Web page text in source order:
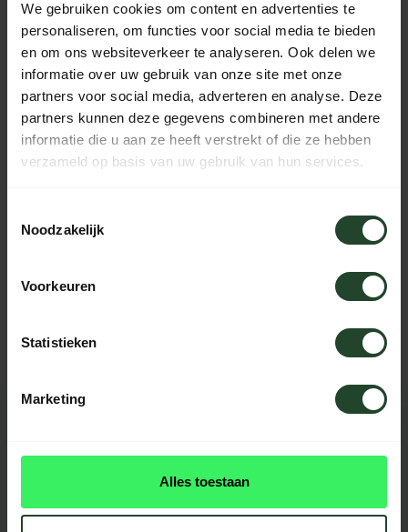
We gebruiken cookies om content en advertenties te
personaliseren, om functies voor social media te bieden
en om ons websiteverkeer te analyseren. Ook delen we
informatie over uw gebruik van onze site met onze
partners voor social media, adverteren en analyse. Deze
partners kunnen deze gegevens combineren met andere
informatie die u aan ze heeft verstrekt of die ze hebben
verzameld op basis van uw gebruik van hun services.
Noodzakelijk
Voorkeuren
Statistieken
Marketing
Alles toestaan
Jeden Tag von 10:00 bis 20:00 Uhr per Chat, Telefon oder
E-Mail erreichbar.
PRODUKTBESCHREIBUNG
Kontaktieren Sie uns, unsere Kollegen
keine reviews